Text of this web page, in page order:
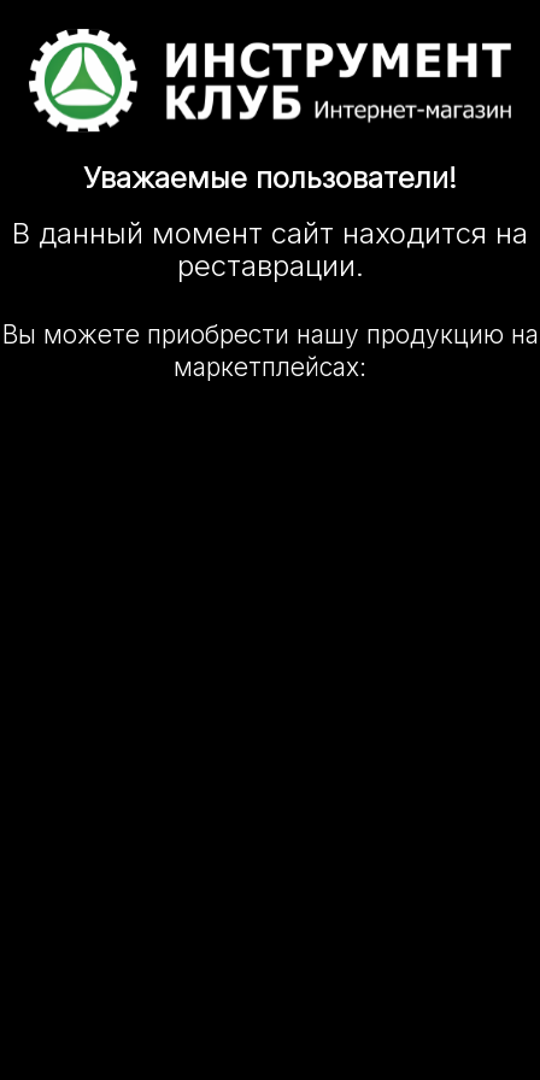
Уважаемые пользователи!
В данный момент сайт находится на
реставрации.
Вы можете приобрести нашу продукцию на
маркетплейсах: